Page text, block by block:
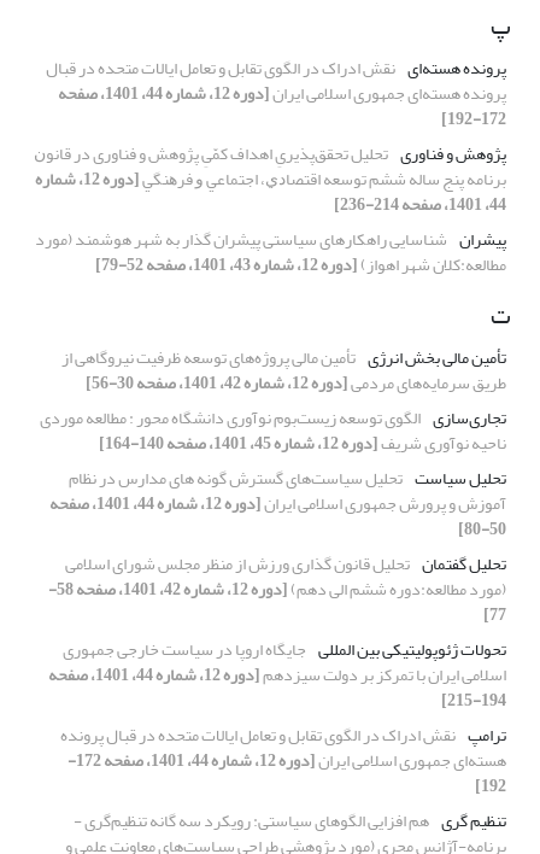
پ
پرونده هسته‌ای نقش ادراک در الگوی تقابل و تعامل ایالات متحده در قبال
پرونده هسته‌ای جمهوری اسلامی ایران [دوره 12، شماره 44، 1401، صفحه
172-192]
پژوهش و فناوری تحلیل تحقق‌پذیریِ اهداف کمّیِ پژوهش و فناوری در ﻗﺎﻧﻮﻥ
ﺑﺮﻧﺎﻣﻪ پنج ساله ﺷﺸﻢ ﺗﻮﺳﻌﻪ ﺍﻗﺘﺼﺎﺩﻱ، ﺍﺟﺘﻤﺎﻋﻲ ﻭ ﻓﺮﻫﻨﮕﻲ [دوره 12، شماره
44، 1401، صفحه 214-236]
پیشران شناسایی راهکارهای سیاستی پیشران گذار به شهر هوشمند (مورد
مطالعه:کلان شهر اهواز)[دوره 12، شماره 43، 1401، صفحه 52-79]
ت
تأمین مالی بخش انرژی تأمین مالی پروژه‌های توسعه ظرفیت نیروگاهی از
طریق سرمایه‌های مردمی[دوره 12، شماره 42، 1401، صفحه 30-56]
تجاری‌سازی الگوی توسعه زیست‌بوم‌ نوآوری دانشگاه محور : مطالعه موردی
ناحیه نوآوری شریف[دوره 12، شماره 45، 1401، صفحه 140-164]
تحلیل سیاست تحلیل سیاست‌های‌ گسترش گونه های مدارس در نظام
آموزش و پرورش جمهوری اسلامی ایران [دوره 12، شماره 44، 1401، صفحه
50-80]
تحلیل گفتمان تحلیل قانون گذاری ورزش از منظر مجلس شورای اسلامی
(مورد مطالعه:دوره ششم الی دهم) [دوره 12، شماره 42، 1401، صفحه 58-
77]
تحولات ژئوپولیتیکی بین المللی جایگاه اروپا در سیاست خارجی جمهوری
اسلامی ایران با تمرکز بر دولت سیزدهم [دوره 12، شماره 44، 1401، صفحه
194-215]
ترامپ نقش ادراک در الگوی تقابل و تعامل ایالات متحده در قبال پرونده
هسته‌ای جمهوری اسلامی ایران [دوره 12، شماره 44، 1401، صفحه 172-
192]
تنظیم گری هم افزایی الگوهای سیاستی: رویکرد سه گانه تنظیم‌گری -
برنامه-آژانسِ مجری (مورد پژوهشی طراحی سیاست‌های معاونت علمی و